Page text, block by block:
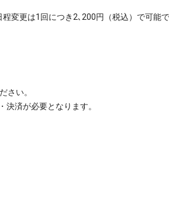
変更は1回につき2､200円（税込）で可能
さい。
済が必要となります。